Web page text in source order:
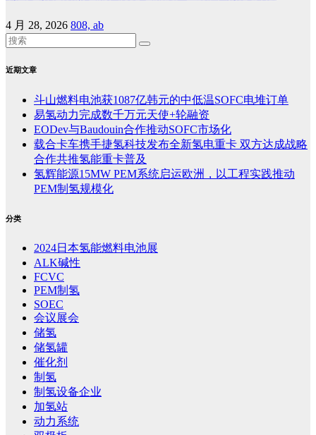
4 月 28, 2026 808, ab
近期文章
斗山燃料电池获1087亿韩元的中低温SOFC电堆订单
易氢动力完成数千万元天使+轮融资
EODev与Baudouin合作推动SOFC市场化
载合卡车携手捷氢科技发布全新氢电重卡 双方达成战略
合作共推氢能重卡普及
氢辉能源15MW PEM系统启运欧洲，以工程实践推动
PEM制氢规模化
分类
2024日本氢能燃料电池展
ALK碱性
FCVC
PEM制氢
SOEC
会议展会
储氢
储氢罐
催化剂
制氢
制氢设备企业
加氢站
动力系统